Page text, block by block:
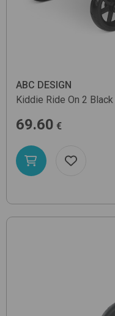
ABC DESIGN
Kiddie Ride On 2 Black
69.60 €